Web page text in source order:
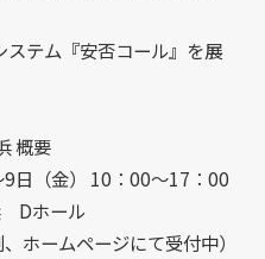
テム『安否コール』を展
概要
（金） 10：00～17：00
Dホール
ホームページにて受付中）